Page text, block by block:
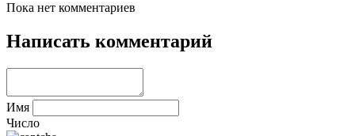
Пока нет комментариев
Написать комментарий
Имя
Число